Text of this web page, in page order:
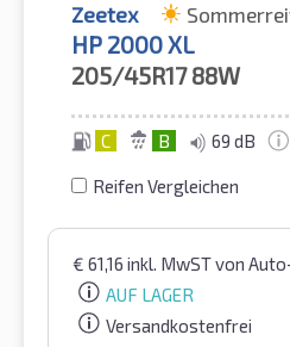
Zeetex
HP 2000 XL
205/45R17 88W
C B 69 dB
Reifen Vergleichen
€ 61,16 inkl. MwSTvon
AUF LAGER
Versandkostenfrei